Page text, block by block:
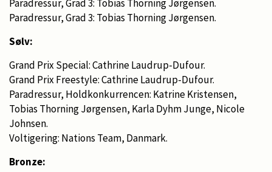
Paradressur, Grad 3: Tobias Thorning Jørgensen.
Paradressur, Grad 3: Tobias Thorning Jørgensen.
Sølv:
Grand Prix Special: Cathrine Laudrup-Dufour.
Grand Prix Freestyle: Cathrine Laudrup-Dufour.
Paradressur, Holdkonkurrencen: Katrine Kristensen,
Tobias Thorning Jørgensen, Karla Dyhm Junge, Nicole
Johnsen.
Voltigering: Nations Team, Danmark.
Bronze: